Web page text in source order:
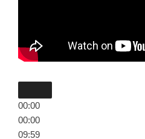
00:00
00:00
09:59